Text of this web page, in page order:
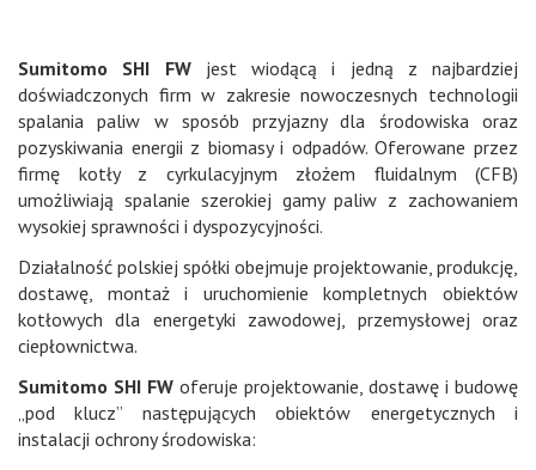
Sumitomo SHI FWjest wiodącą i jedną z najbardziej
doświadczonych firm w zakresie nowoczesnych technologii
spalania paliw w sposób przyjazny dla środowiska oraz
pozyskiwania energii z biomasy i odpadów. Oferowane przez
firmę kotły z cyrkulacyjnym złożem fluidalnym (CFB)
umożliwiają spalanie szerokiej gamy paliw z zachowaniem
wysokiej sprawności i dyspozycyjności.
Działalność polskiej spółki obejmuje projektowanie, produkcję,
dostawę, montaż i uruchomienie kompletnych obiektów
kotłowych dla energetyki zawodowej, przemysłowej oraz
ciepłownictwa.
Sumitomo SHI FW oferuje projektowanie, dostawę i budowę
„pod klucz” następujących obiektów energetycznych i
instalacji ochrony środowiska: